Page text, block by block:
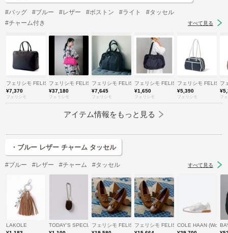
#バッグ #ブルー #レザー #ボストン #ライト
#タッセル
#チャーム付き
すべて見る
フェリシモ FELISSIMO
¥7,370
フェリシモ
フェリシモ FELISSIMO
¥37,180
フェリシモ
フェリシモ FELISSIMO
¥7,645
フェリシモ
フェリシモ FELISSIMO
¥1,650
フェリシモ
フェリシモ
¥5,390
フェリシモ
フ
フ
アイテム情報をもっと見る
・ブルー レザー チャーム タッセル
#ブルー #レザー #チャーム #タッセル すべて見る
LAKOLE
TODAY'S SPECIALフェリシモ FELISSIMOフェリシモ FELISSIMOCOLE HAAN